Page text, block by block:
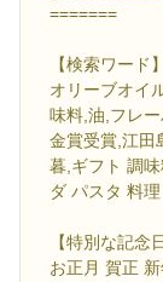
=======
【検索ワード】
オリーブオイ
味料,油,フレ
金賞受賞,江田
暮,ギフト 調
ダ パスタ 料
【特別な記念
お正月 賀正